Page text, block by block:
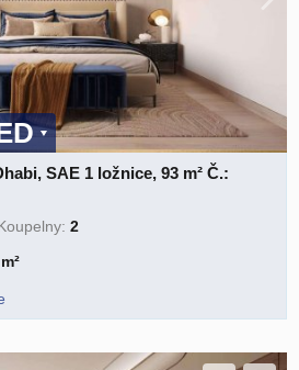
SAE 1 ložnice, 93 m² Č.:
2